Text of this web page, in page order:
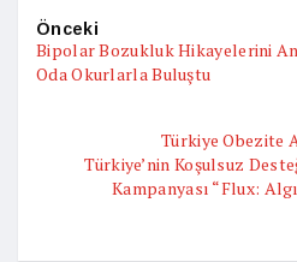
Önceki
Bipolar Bozukluk Hikayelerini
Oda Okurlarla Buluştu
Türkiye Obezite
Türkiye’nin Koşulsuz
Kampanyası “Flux: